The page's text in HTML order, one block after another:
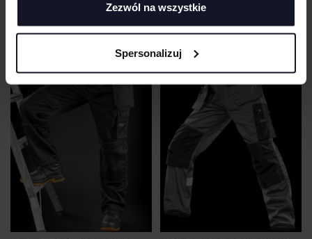
Zezwól na wszystkie
Spersonalizuj
RESULT WORKGUARD
Od 71.72 zł netto
RESULT WORKGUARD Od 57.81 zł netto